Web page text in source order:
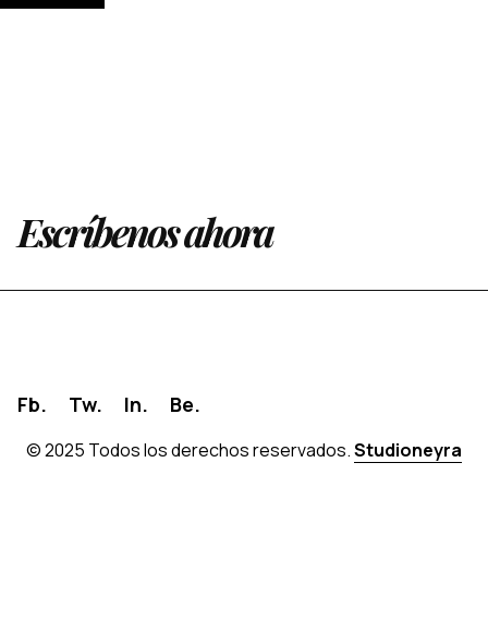
Escríbenos ahora
© 2025 Todos los derechos reservados.Studioneyra
Fb. Tw. In. Be.